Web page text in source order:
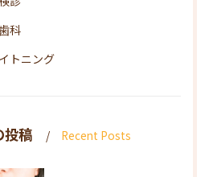
科
トニング
投稿 Recent Posts